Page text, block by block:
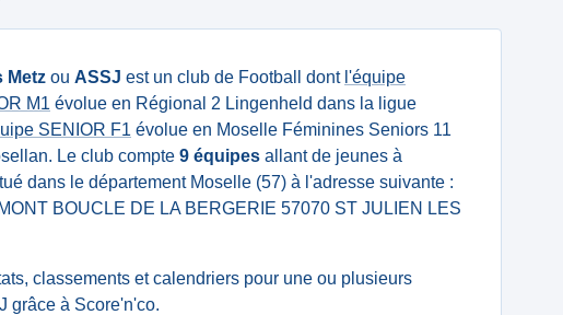
Metz ou ASSJ est un club de Football dont l'équipe
M1 évolue en Régional 2 Lingenheld dans la ligue
SENIOR F1 évolue en Moselle Féminines Seniors 11
Le club compte 9 équipes allant de jeunes à
dans le département Moselle (57) à l'adresse suivante :
BOUCLE DE LA BERGERIE 57070 ST JULIEN LES
classements et calendriers pour une ou plusieurs
grâce à Score'n'co.